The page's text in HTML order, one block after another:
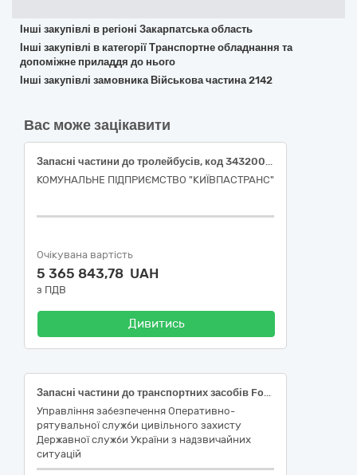
Інші закупівлі в регіоні Закарпатська область
Інші закупівлі в категорії Транспортне обладнання та
допоміжне приладдя до нього
Інші закупівлі замовника Військова частина 2142
Вас може зацікавити
Запасні частини до тролейбусів, код 34320000-6 за ДК 021:2015 «Механічні запасні частини, крім двигунів і частин двигунів»
КОМУНАЛЬНЕ ПІДПРИЄМСТВО "КИЇВПАСТРАНС"
Очікувана вартість
5 365 843,78 UAH
з ПДВ
Дивитись
Запасні частини до транспортних засобів Ford та Fiat
Управління забезпечення Оперативно-
рятувальної служби цивільного захисту
Державної служби України з надзвичайних
ситуацій